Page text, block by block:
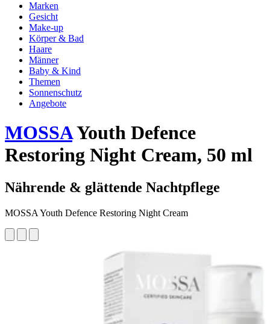
Marken
Gesicht
Make-up
Körper & Bad
Haare
Männer
Baby & Kind
Themen
Sonnenschutz
Angebote
MOSSAYouth Defence
Restoring Night Cream, 50 ml
Nährende & glättende Nachtpflege
MOSSA Youth Defence Restoring Night Cream